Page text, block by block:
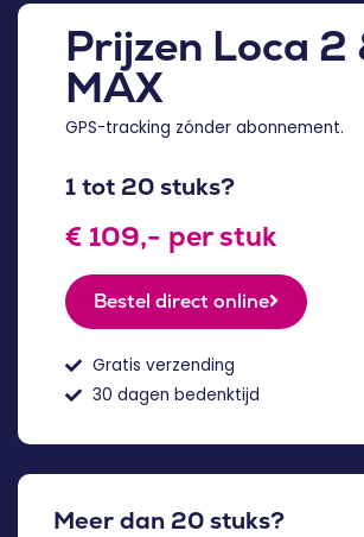
Prijzen Loca 2
MAX
GPS-tracking zónder abonnement.
1 tot 20 stuks?
€ 109,- per stuk
Bestel direct online
Gratis verzending
30 dagen bedenktijd
Meer dan 20 stuks?